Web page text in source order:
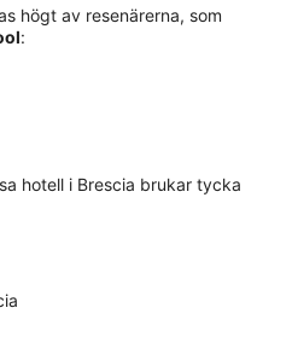
högt av resenärerna, som
:
hotell i Brescia brukar tycka